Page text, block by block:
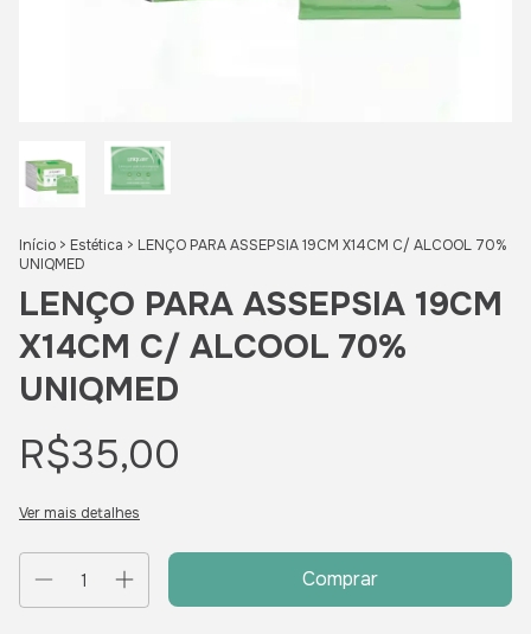
Início > Estética > LENÇO PARA ASSEPSIA 19CM X14CM C/ ALCOOL 70%
UNIQMED
LENÇO PARA ASSEPSIA 19CM
X14CM C/ ALCOOL 70%
UNIQMED
R$35,00
Ver mais detalhes